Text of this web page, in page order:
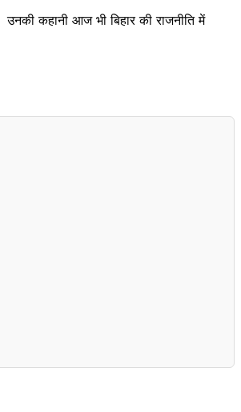
कहानी आज भी बिहार की राजनीति में